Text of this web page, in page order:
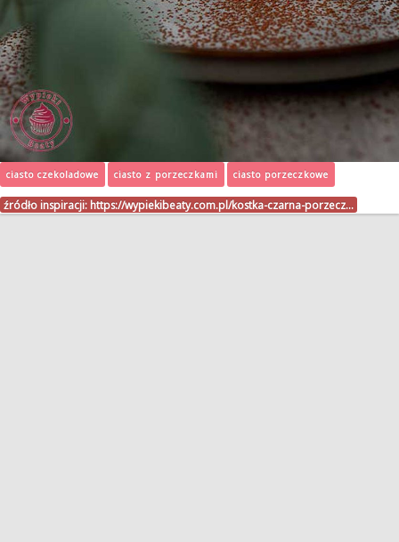
ciasto czekoladowe ciasto z porzeczkami ciasto porzeczkowe
źródło inspiracji: https://wypiekibeaty.com.pl/kostka-czarna-porzecz…